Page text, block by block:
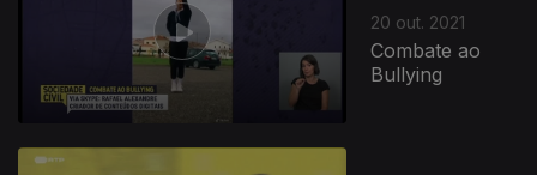
20 out. 2021
Combate ao
Bullying